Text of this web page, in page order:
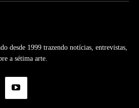
desde 1999 trazendo notícias, entrevistas,
a sétima arte.